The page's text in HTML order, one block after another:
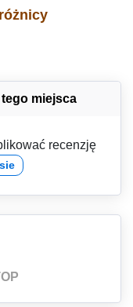
miejsca
recenzję